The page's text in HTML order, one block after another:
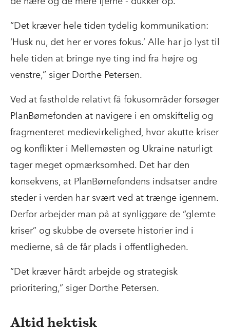
“Det kræver hele tiden tydelig kommunikation:
‘Husk nu, det her er vores fokus.’ Alle har jo lyst til
hele tiden at bringe nye ting ind fra højre og
venstre,” siger Dorthe Petersen.
Ved at fastholde relativt få fokusområder forsøger
PlanBørnefonden at navigere i en omskiftelig og
fragmenteret medievirkelighed, hvor akutte kriser
og konflikter i Mellemøsten og Ukraine naturligt
tager meget opmærksomhed. Det har den
konsekvens, at PlanBørnefondens indsatser andre
steder i verden har svært ved at trænge igennem.
Derfor arbejder man på at synliggøre de “glemte
kriser” og skubbe de oversete historier ind i
medierne, så de får plads i offentligheden.
“Det kræver hårdt arbejde og strategisk
prioritering,” siger Dorthe Petersen.
Altid hektisk